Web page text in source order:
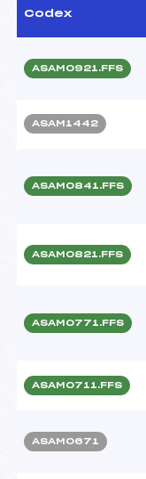
Codex
ASAM0921.FFS
ASAM1442
ASAM0841.FFS
ASAM0821.FFS
ASAM0771.FFS
ASAM0711.FFS
ASAM0671